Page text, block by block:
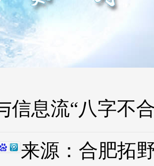
信息流“八字不
来源：合肥拓